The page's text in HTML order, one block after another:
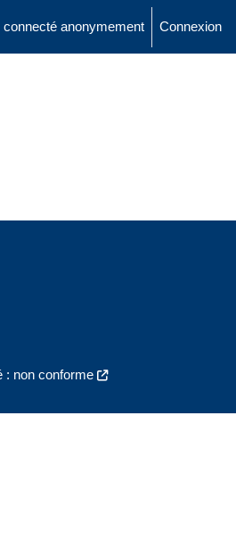
connecté anonymement Connexion
: non conforme